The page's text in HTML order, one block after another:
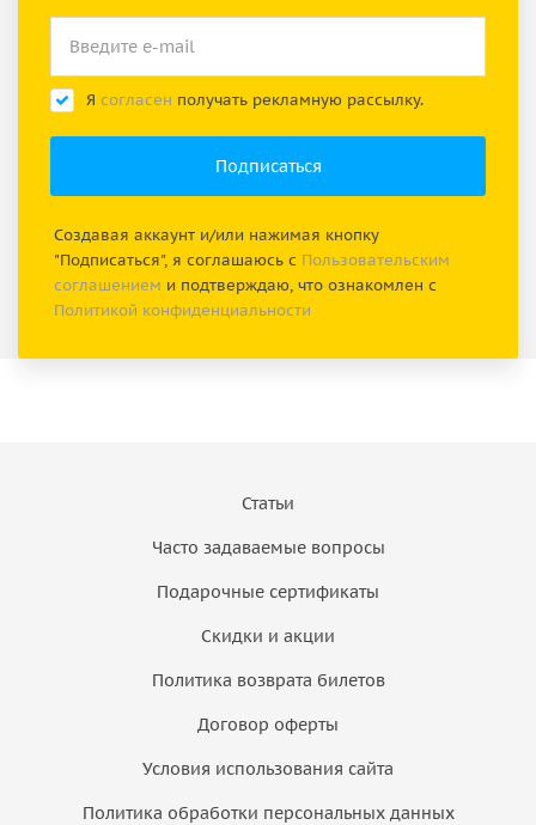
Я согласен получать рекламную рассылку.
Создавая аккаунт и/или нажимая кнопку
"Подписаться", я соглашаюсь с Пользовательским
соглашением и подтверждаю, что ознакомлен с
Политикой конфиденциальности
Статьи
Часто задаваемые вопросы
Подарочные сертификаты
Скидки и акции
Политика возврата билетов
Договор оферты
Условия использования сайта
Политика обработки персональных данных